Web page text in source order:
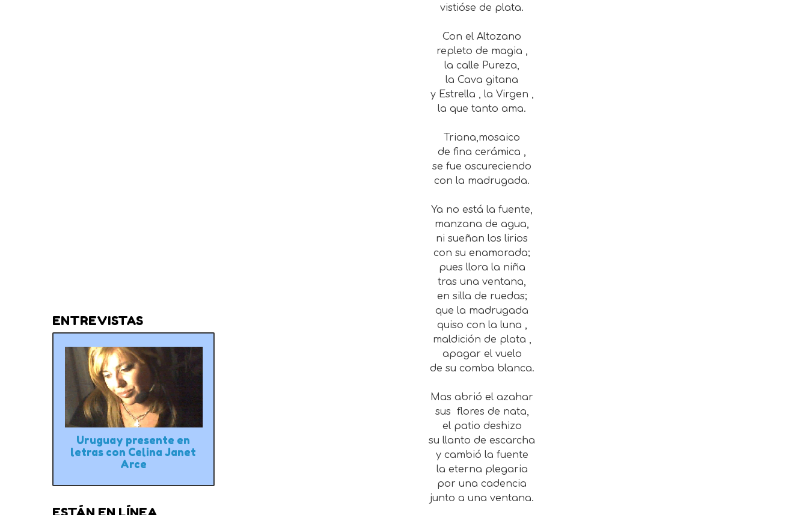
vistióse de plata.
Con el Altozano
repleto de magia ,
la calle Pureza,
la Cava gitana
y Estrella , la Virgen ,
la que tanto ama.
Triana,mosaico
de fina cerámica ,
se fue oscureciendo
con la madrugada.
Ya no está la fuente,
manzana de agua,
ni sueñan los lirios
con su enamorada;
pues llora la niña
tras una ventana,
en silla de ruedas;
que la madrugada
quiso con la luna ,
maldición de plata ,
apagar el vuelo
de su comba blanca.
Mas abrió el azahar
sus flores de nata,
el patio deshizo
su llanto de escarcha
y cambió la fuente
la eterna plegaria
por una cadencia
junto a una ventana.
ENTREVISTAS
Uruguay presente en
letras con Celina Janet
Arce